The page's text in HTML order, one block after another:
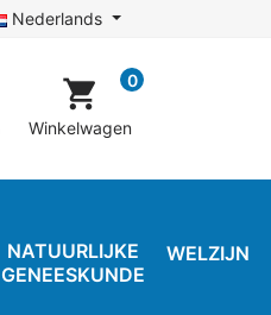
Nederlands
shopping_cart 0
Winkelwagen
NATUURLIJKE
GENEESKUNDE
WELZIJN